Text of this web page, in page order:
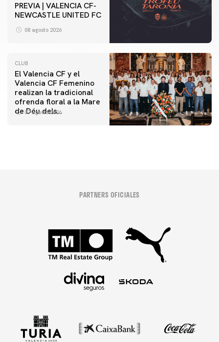
PREVIA | VALENCIA CF-
NEWCASTLE UNITED FC
08 agosto 2026
CLUB
El Valencia CF y el
Valencia CF Femenino
realizan la tradicional
ofrenda floral a la Mare
de Déu dels
07 agosto 2026
PARTNERS OFICIALES